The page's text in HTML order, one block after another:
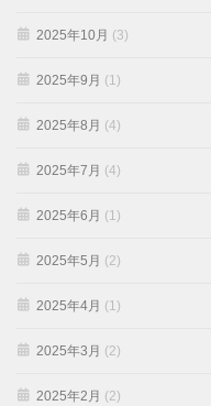
2025年10月 (3)
2025年9月 (1)
2025年8月 (4)
2025年7月 (4)
2025年6月 (1)
2025年5月 (2)
2025年4月 (1)
2025年3月 (2)
2025年2月 (2)